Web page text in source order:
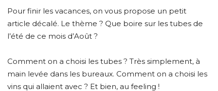
Pour finir les vacances, on vous propose un petit
article décalé. Le thème ? Que boire sur les tubes de
l’été de ce mois d’Août ?
Comment on a choisi les tubes ? Très simplement, à
main levée dans les bureaux. Comment on a choisi les
vins qui allaient avec ? Et bien, au feeling !